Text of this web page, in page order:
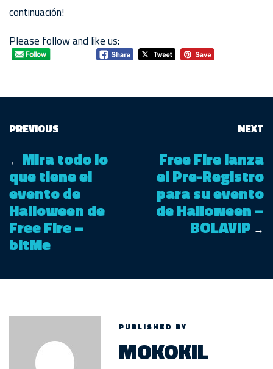
continuación!
Please follow and like us:
PREVIOUS
← Mira todo lo
que tiene el
evento de
Halloween de
Free Fire –
bitMe
NEXT
Free Fire lanza
el Pre-Registro
para su evento
de Halloween –
BOLAVIP →
PUBLISHED BY
MOKOKIL